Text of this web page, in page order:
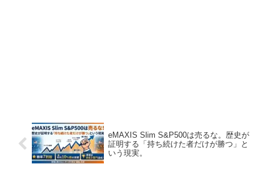
eMAXIS Slim S&P500は売るな。歴史が
証明する「持ち続けた者だけが勝つ」と
いう現実。